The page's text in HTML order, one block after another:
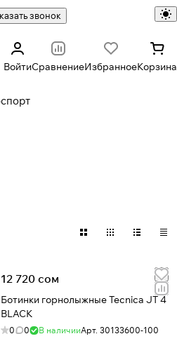
звонок
ВойтиСравнениеИзбранноеКорзина
12 720 сом
Ботинки горнолыжные Tecnica JT 4
BLACK
0 0 В наличииАрт. 30133600-100